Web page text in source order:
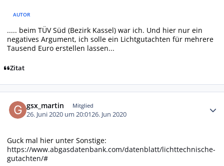
AUTOR
..... beim TÜV Süd (Bezirk Kassel) war ich. Und hier nur ein
negatives Argument, ich solle ein Lichtgutachten für mehrere
Tausend Euro erstellen lassen...
Zitat
gsx_martin Mitglied
26. Juni 2020 um 20:0126. Jun 2020
Guck mal hier unter Sonstige:
https://www.abgasdatenbank.com/datenblatt/lichttechnische-
gutachten/#